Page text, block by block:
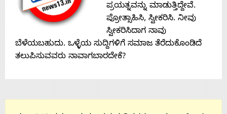
Contact
Us
ಪ್ರಯತ್ನವನ್ನು ಮಾಡುತ್ತಿದ್ದೇವೆ.
ಪ್ರೋತ್ಸಾಹಿಸಿ, ಸ್ವೀಕರಿಸಿ. ನೀವು
ಸ್ವೀಕರಿಸಿದಾಗ ನಾವು
ಬೆಳೆಯಬಹುದು. ಒಳ್ಳೆಯ ಸುದ್ದಿಗಳಿಗೆ ಸಮಾಜ ತೆರೆದುಕೊಂಡಿದೆ
ತಲುಪಿಸುವವರು ನಾವಾಗಬಾರದೇಕೆ?